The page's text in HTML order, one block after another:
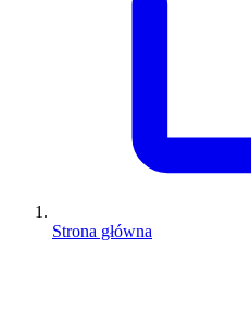
Strona główna